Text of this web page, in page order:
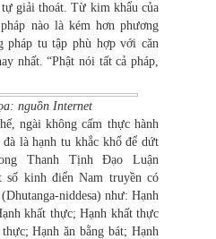
giải thoát. Từ kim khẩu của
nào là kém hơn phương
pháp tu tập phù hợp với căn
nhất. “Phật nói tất cả pháp,
nguồn Internet
ngài không cấm thực hành
đà là hạnh tu khắc khổ để dứt
Thanh Tịnh Đạo Luận
số kinh điển Nam truyền có
niddesa) như: Hạnh
khất thực; Hạnh khất thực
Hạnh ăn bằng bát; Hạnh